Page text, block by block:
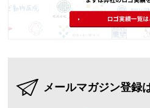
メールマガジン登録